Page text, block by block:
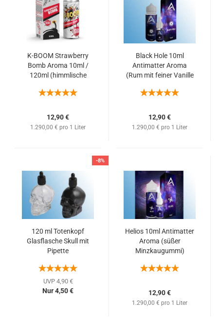
K-BOOM Strawberry
Bomb Aroma 10ml /
120ml (himmlische
12,90 €
1.290,00 € pro 1 Liter
Black Hole 10ml
Antimatter Aroma
(Rum mit feiner Vanille
12,90 €
1.290,00 € pro 1 Liter
-8%
120 ml Totenkopf
Glasflasche Skull mit
Pipette
UVP 4,90 €
Nur 4,50 €
Helios 10ml Antimatter
Aroma (süßer
Minzkaugummi)
12,90 €
1.290,00 € pro 1 Liter